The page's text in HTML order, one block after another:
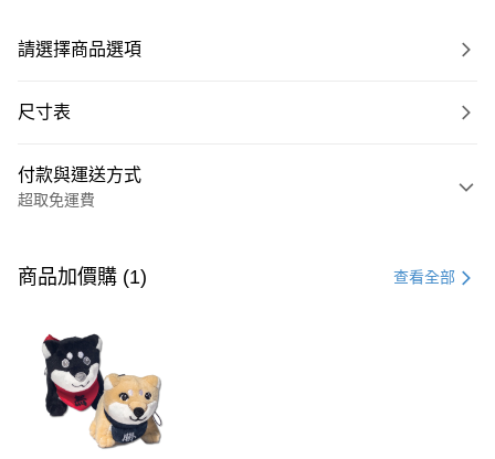
請選擇商品選項
尺寸表
付款與運送方式
超取免運費
信用卡一次付款
LINE Pay
AFTEE先享後付
【關於「AFTEE先享後付」】
商品加價購 (1) 查看全部